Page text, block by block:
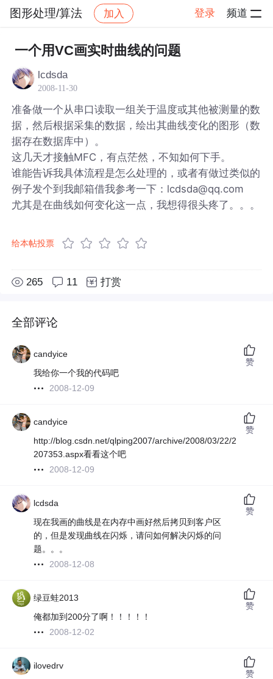
图形处理/算法 加入 登录 频道
社区 图形处理/算法 帖子详情
一个用VC画实时曲线的问题
lcdsda
2008-11-30
准备做一个从串口读取一组关于温度或其他被测量的数
据，然后根据采集的数据，绘出其曲线变化的图形（数
据存在数据库中）。
这几天才接触MFC，有点茫然，不知如何下手。
谁能告诉我具体流程是怎么处理的，或者有做过类似的
例子发个到我邮箱借我参考一下：lcdsda@qq.com
尤其是在曲线如何变化这一点，我想得很头疼了。。。
给本帖投票
265 11 打赏
全部评论
candyice
我给你一个我的代码吧
2008-12-09
赞
candyice
http://blog.csdn.net/qlping2007/archive/2008/03/22/2
207353.aspx看看这个吧
2008-12-09
赞
lcdsda
现在我画的曲线是在内存中画好然后拷贝到客户区
的，但是发现曲线在闪烁，请问如何解决闪烁的问
题。。。
2008-12-08
赞
绿豆蛙2013
俺都加到200分了啊！！！！！
2008-12-02
赞
ilovedrv
赞